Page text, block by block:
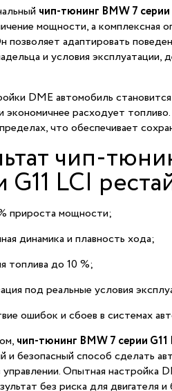
чип-тюнинг BMW 7 серии
мощности, а комплексная
позволяет адаптировать
и условия эксплуатации,
DME автомобиль
экономичнее расходует
что обеспечивает
чип-
G11 LCI
прироста мощности;
динамика и плавность хода;
топлива до 10 %;
под реальные условия
ошибок и сбоев в системах
чип-тюнинг BMW 7 серии G11
и безопасный способ сделать
управлении. Опытная настройка
без риска для двигателя и